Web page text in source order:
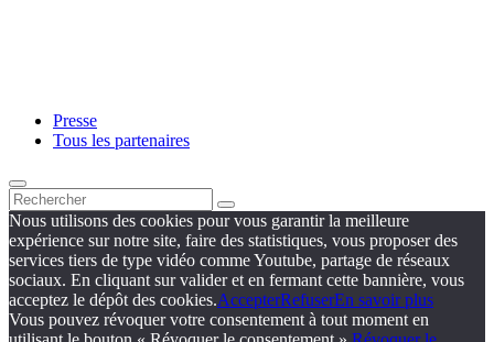
Presse
Tous les partenaires
Nous utilisons des cookies pour vous garantir la meilleure
expérience sur notre site, faire des statistiques, vous proposer des
services tiers de type vidéo comme Youtube, partage de réseaux
sociaux. En cliquant sur valider et en fermant cette bannière, vous
acceptez le dépôt des cookies.AccepterRefuserEn savoir plus
Vous pouvez révoquer votre consentement à tout moment en